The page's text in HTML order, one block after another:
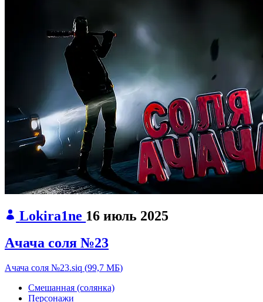
Lokira1ne 16 июль 2025
Ачача соля №23
Ачача соля №23.siq (99,7 МБ)
Смешанная (солянка)
Персонажи